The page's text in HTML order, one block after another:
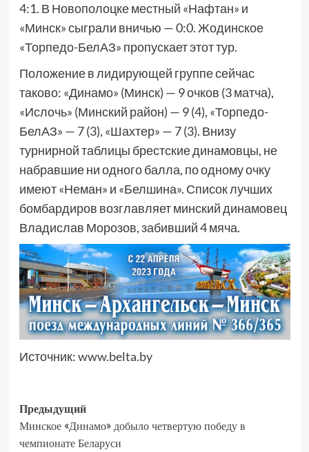
4:1. В Новополоцке местный «Нафтан» и
«Минск» сыграли вничью — 0:0. Жодинское
«Торпедо-БелАЗ» пропускает этот тур.
Положение в лидирующей группе сейчас
таково: «Динамо» (Минск) — 9 очков (3 матча),
«Ислочь» (Минский район) — 9 (4), «Торпедо-
БелАЗ» — 7 (3), «Шахтер» — 7 (3). Внизу
турнирной таблицы брестские динамовцы, не
набравшие ни одного балла, по одному очку
имеют «Неман» и «Белшина». Список лучших
бомбардиров возглавляет минский динамовец
Владислав Морозов, забивший 4 мяча.
Источник:www.belta.by
Предыдущий
Минское «Динамо» добыло четвертую победу в
чемпионате Беларуси